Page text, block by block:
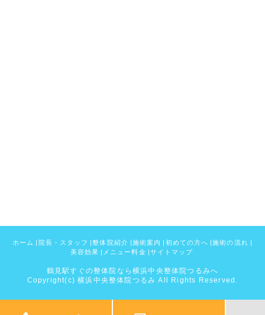
ホーム | 院長・スタッフ |整体院紹介 |施術案内 | 初めての方へ |施術の流れ |
美容効果 | メニュー料金 |サイトマップ
鶴見駅すぐの整体院なら横浜中央整体院つるみへ
Copyright(c) 横浜中央整体院つるみ All Rights Reserved.